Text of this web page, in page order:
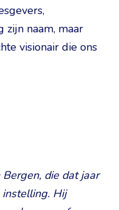
zijn naam, maar
visionair die ons
die dat jaar
instelling. Hij